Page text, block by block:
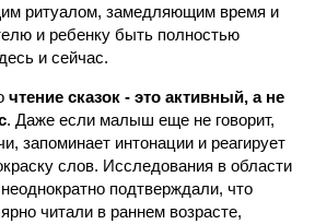
ритуалом, замедляющим время и
и ребенку быть полностью
и сейчас.
чтение сказок - это активный, а не
. Даже если малыш еще не говорит,
запоминает интонации и реагирует
слов. Исследования в области
подтверждали, что
читали в раннем возрасте,